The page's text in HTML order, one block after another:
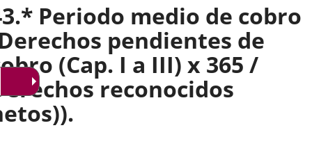
Periodo medio de cobro
pendientes de
(Cap. I a III) x 365 /
reconocidos